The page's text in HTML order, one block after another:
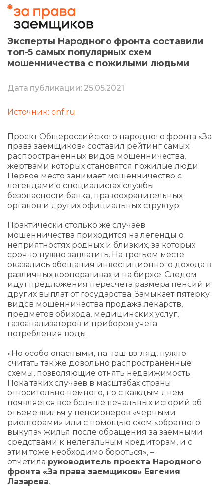
Эксперты Народного фронта составили
топ-5 самых популярных схем
мошенничества с пожилыми людьми
Дата публикации: 25.05.2021
Источник: onf.ru
Проект Общероссийского народного фронта «За
права заемщиков» составил рейтинг самых
распространенных видов мошенничества,
жертвами которых становятся пожилые люди.
Первое место занимает мошенничество с
легендами о специалистах службы
безопасности банка, правоохранительных
органов и других официальных структур.
Практически столько же случаев
мошенничества приходится на легенды о
неприятностях родных и близких, за которых
срочно нужно заплатить. На третьем месте
оказались обещания инвестиционного дохода в
различных кооперативах и на бирже. Следом
идут предложения пересчета размера пенсий и
других выплат от государства. Замыкает пятерку
видов мошенничества продажа лекарств,
предметов обихода, медицинских услуг,
газоанализаторов и приборов учета
потребления воды.
«Но особо опасными, на наш взгляд, нужно
считать так же довольно распространенные
схемы, позволяющие отнять недвижимость.
Пока таких случаев в масштабах страны
относительно немного, но с каждым днем
появляется все больше печальных историй об
отъеме жилья у пенсионеров «черными
риелторами» или с помощью схем «обратного
выкупа» жилья после обращения за заемными
средствами к нелегальным кредиторам, и с
этим тоже необходимо бороться», –
отметила руководитель проекта Народного
фронта «За права заемщиков» Евгения
Лазарева.